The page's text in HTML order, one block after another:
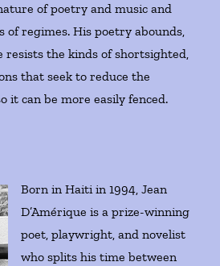
of poetry and music and
of regimes. His poetry abounds,
resists the kinds of shortsighted,
that seek to reduce the
it can be more easily fenced.
Born in Haiti in 1994, Jean
D’Amérique is a prize-winning
poet, playwright, and novelist
who splits his time between